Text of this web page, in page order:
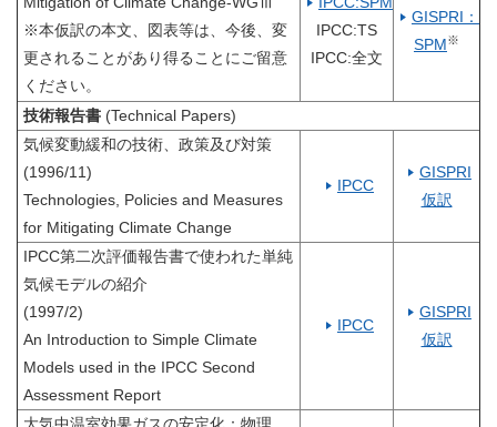
※本仮訳の本文、図表等は、今後、変
更されることがあり得ることにご留意
ください。
IPCC:TS
IPCC:全文
GISPRI：
SPM※
技術報告書 (Technical Papers)
気候変動緩和の技術、政策及び対策
(1996/11)
Technologies, Policies and Measures
for Mitigating Climate Change
IPCC
GISPRI
仮訳
IPCC第二次評価報告書で使われた単純
気候モデルの紹介
(1997/2)
An Introduction to Simple Climate
Models used in the IPCC Second
Assessment Report
IPCC
GISPRI
仮訳